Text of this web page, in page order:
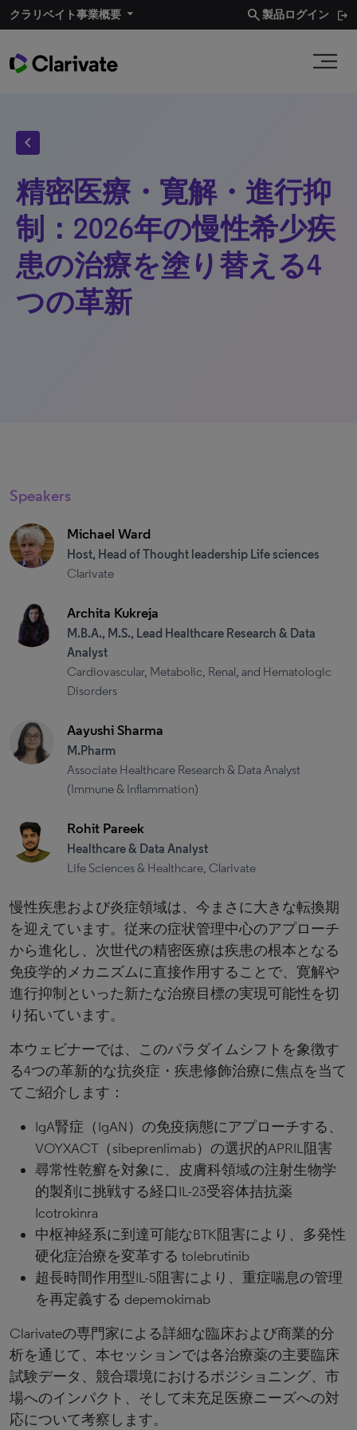
クラリベイト事業概要​ search製品ログイン
chevron_left
精密医療・寛解・進行抑
制：2026年の慢性希少疾
患の治療を塗り替える4
つの革新
Speakers
Michael Ward
Host, Head of Thought leadership Life sciences
Clarivate
Archita Kukreja
M.B.A., M.S., Lead Healthcare Research & Data
Analyst
Cardiovascular, Metabolic, Renal, and Hematologic
Disorders
Aayushi Sharma
M.Pharm
Associate Healthcare Research & Data Analyst
(Immune & Inflammation)
Rohit Pareek
Healthcare & Data Analyst
Life Sciences & Healthcare, Clarivate
慢性疾患および炎症領域は、今まさに大きな転換期
を迎えています。従来の症状管理中心のアプローチ
から進化し、次世代の精密医療は疾患の根本となる
免疫学的メカニズムに直接作用することで、寛解や
進行抑制といった新たな治療目標の実現可能性を切
り拓いています。
本ウェビナーでは、このパラダイムシフトを象徴す
る4つの革新的な抗炎症・疾患修飾治療に焦点を当て
てご紹介します：
IgA腎症（IgAN）の免疫病態にアプローチする、
VOYXACT（sibeprenlimab）の選択的APRIL阻害
尋常性乾癬を対象に、皮膚科領域の注射生物学
的製剤に挑戦する経口IL-23受容体拮抗薬
Icotrokinra
中枢神経系に到達可能なBTK阻害により、多発性
硬化症治療を変革する tolebrutinib
超長時間作用型IL-5阻害により、重症喘息の管理
を再定義する depemokimab
Clarivateの専門家による詳細な臨床および商業的分
析を通じて、本セッションでは各治療薬の主要臨床
試験データ、競合環境におけるポジショニング、市
場へのインパクト、そして未充足医療ニーズへの対
応について考察します。